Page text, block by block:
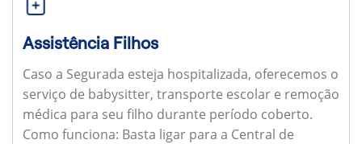
Assistência Filhos
Caso a Segurada esteja hospitalizada, oferecemos o
serviço de babysitter, transporte escolar e remoção
médica para seu filho durante período coberto.
Como funciona: Basta ligar para a Central de